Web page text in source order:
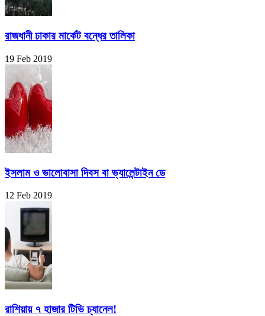
রাজধানী ঢাকার মার্কেট বন্ধের তালিকা
19 Feb 2019
ইসলাম ও ভালোবাসা দিবস বা ভ্যালেন্টাইন ডে
12 Feb 2019
রাশিয়ায় ৭ হাজার টিভি চ্যানেল!